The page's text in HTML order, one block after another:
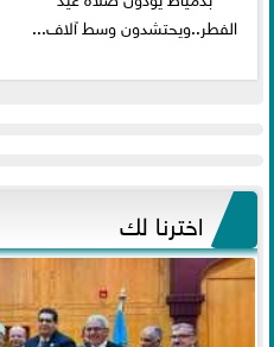
الفطر..ويحتشدون وسط آلاف...
اخترنا لك